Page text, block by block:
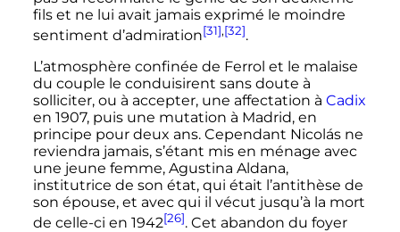
fils et ne lui avait jamais exprimé le moindre
sentiment d’admiration[31],[32].
L’atmosphère confinée de Ferrol et le malaise
du couple le conduisirent sans doute à
solliciter, ou à accepter, une affectation à Cadix
en 1907, puis une mutation à Madrid, en
principe pour deux ans. Cependant Nicolás ne
reviendra jamais, s’étant mis en ménage avec
une jeune femme, Agustina Aldana,
institutrice de son état, qui était l’antithèse de
son épouse, et avec qui il vécut jusqu’à la mort
de celle-ci en 1942[26]. Cet abandon du foyer